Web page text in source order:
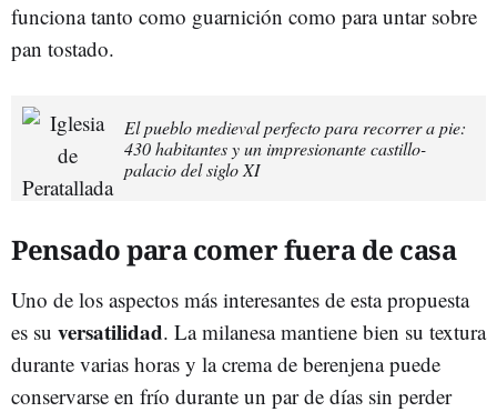
funciona tanto como guarnición como para untar sobre
pan tostado.
El pueblo medieval perfecto para recorrer a pie:
430 habitantes y un impresionante castillo-
palacio del siglo XI
Pensado para comer fuera de casa
Uno de los aspectos más interesantes de esta propuesta
es su versatilidad. La milanesa mantiene bien su textura
durante varias horas y la crema de berenjena puede
conservarse en frío durante un par de días sin perder